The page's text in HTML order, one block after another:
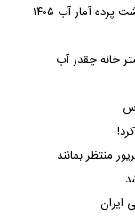
آمار آب ۱۴۰۵
خانه چقدر آب
منتظر بمانند
ایران